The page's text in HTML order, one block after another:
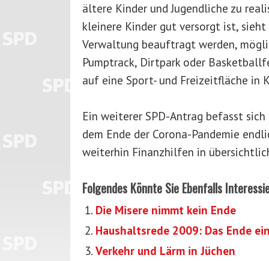
ältere Kinder und Jugendliche zu
kleinere Kinder gut versorgt ist,
Verwaltung beauftragt werden,
Pumptrack, Dirtpark oder
auf eine Sport- und Freizeitfläche in
Ein weiterer SPD-Antrag befasst
dem Ende der Corona-Pandemie
weiterhin Finanzhilfen in
Folgendes Könnte Sie Ebenfalls
Die Misere nimmt kein Ende
Haushaltsrede 2009: Das Ende
Verkehr und Lärm in Jüchen